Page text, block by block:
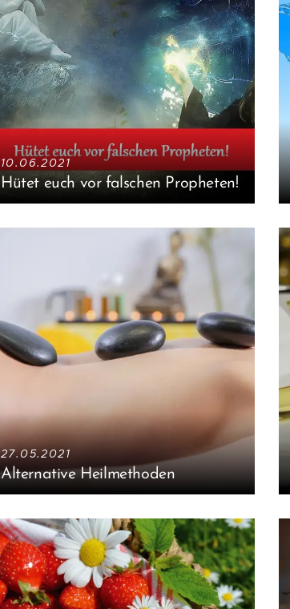
10.06.2021
Hütet euch vor falschen Propheten!
27.05.2021
Alternative Heilmethoden